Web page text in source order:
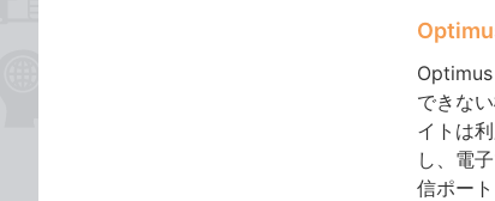
できな
イトは
し、電
信ポー